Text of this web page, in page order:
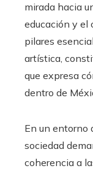
mirada hacia
educación y el
pilares
artística,
que expresa
dentro de
En un entorno
sociedad
coherencia a